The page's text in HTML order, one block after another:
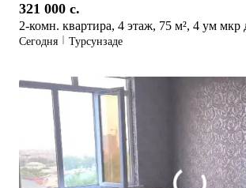
321 000 c.
2-комн. квартира, 4 этаж, 75 м², 4 ум мкр
Сегодня Турсунзаде